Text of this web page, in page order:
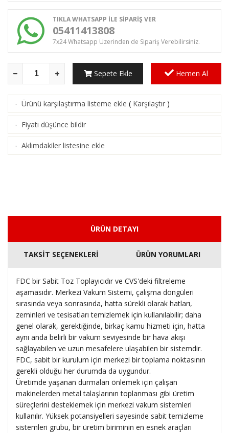
TIKLA WHATSAPP İLE SİPARİŞ VER
05411413808
7x24 Whatsapp Üzerinden de Sipariş Verebilirsiniz.
Sepete Ekle Hemen Al
· Ürünü karşılaştırma listeme ekle ( Karşılaştır )
· Fiyatı düşünce bildir
· Aklımdakiler listesine ekle
ÜRÜN DETAYI
TAKSİT SEÇENEKLERİ ÜRÜN YORUMLARI
FDC bir Sabit Toz Toplayıcıdır ve CVS'deki filtreleme
aşamasıdır. Merkezi Vakum Sistemi, çalışma döngüleri
sırasında veya sonrasında, hatta sürekli olarak hatları,
zeminleri ve tesisatları temizlemek için kullanılabilir; daha
genel olarak, gerektiğinde, birkaç kamu hizmeti için, hatta
aynı anda belirli bir vakum seviyesinde bir hava akışı
sağlayabilen ve uzun mesafelere ulaşabilen bir sistemdir.
FDC, sabit bir kurulum için merkezi bir toplama noktasının
gerekli olduğu her durumda da uygundur.
Üretimde yaşanan durmaları önlemek için çalışan
makinelerden metal talaşlarının toplanması gibi üretim
süreçlerini desteklemek için merkezi vakum sistemleri
kullanılır. Yüksek potansiyelleri sayesinde sabit temizleme
sistemleri grubu, bir üretim biriminin en esnek araçları